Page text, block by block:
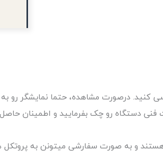
کنید. درصورت مشاهده، حتما نمایشگر رو
دستگاه رو چک بفرمایید و اطمینان